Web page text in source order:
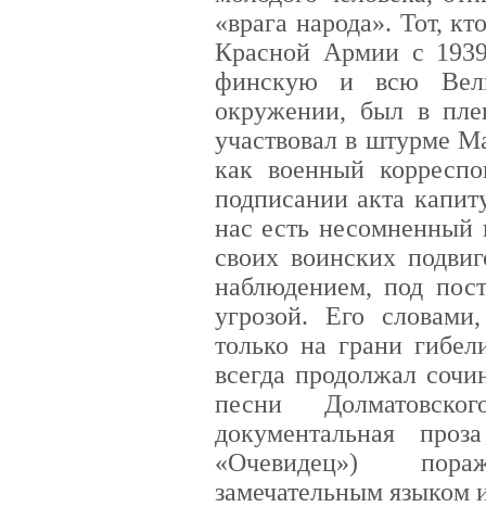
«врага народа». Тот,
Красной Армии с
финскую и всю
окружении, был в
участвовал в штурме
как военный
подписании акта
нас есть
своих воинских
наблюдением, под
угрозой. Его
только на грани
всегда продолжал
песни
документальная
«Очевидец»)
замечательным языком